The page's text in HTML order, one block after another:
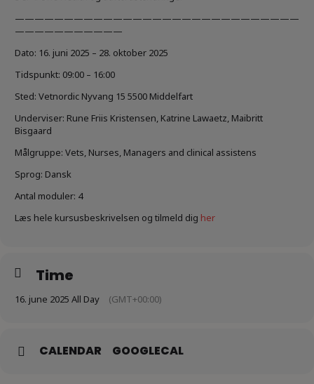
—————————————————————————————
———————————
Dato: 16. juni 2025 – 28. oktober 2025
Tidspunkt: 09:00 – 16:00
Sted: Vetnordic Nyvang 15 5500 Middelfart
Underviser: Rune Friis Kristensen, Katrine Lawaetz, Maibritt
Bisgaard
Målgruppe: Vets, Nurses, Managers and clinical assistens
Sprog: Dansk
Antal moduler: 4
Læs hele kursusbeskrivelsen og tilmeld dig her
Time
16. june 2025 All Day (GMT+00:00)
CALENDAR GOOGLECAL